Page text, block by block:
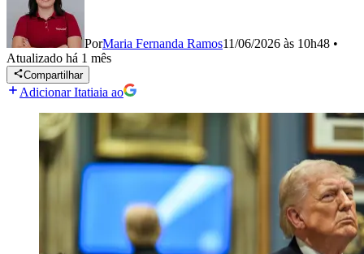
PorMaria Fernanda Ramos11/06/2026 às 10h48 •
Atualizado há 1 mês
Compartilhar
Adicionar Itatiaia ao